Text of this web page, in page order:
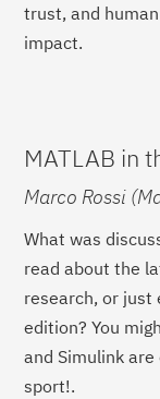
trust, and
impact.
MATLAB in
Marco Rossi
What was
read about the
research, or just
edition? You
and Simulink
sport!.